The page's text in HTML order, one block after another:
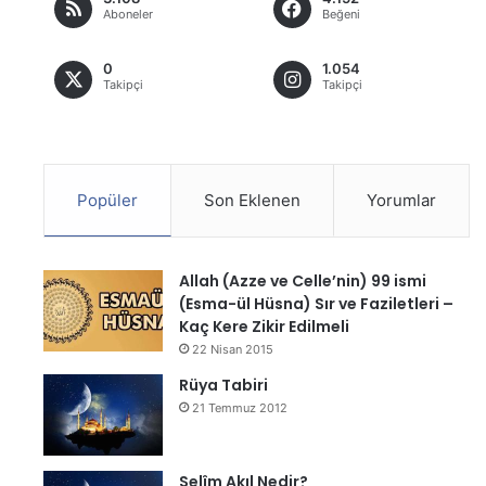
Aboneler Beğeni
0
Takipçi
1.054
Takipçi
Popüler Son Eklenen Yorumlar
Allah (Azze ve Celle’nin) 99 ismi
(Esma-ül Hüsna) Sır ve Faziletleri –
Kaç Kere Zikir Edilmeli
22 Nisan 2015
Rüya Tabiri
21 Temmuz 2012
Selîm Akıl Nedir?